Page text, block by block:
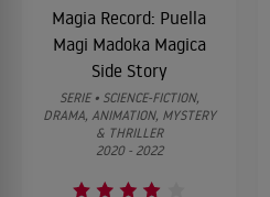
Magia Record: Puella
Magi Madoka Magica
Side Story
SERIE • SCIENCE-FICTION,
DRAMA, ANIMATION, MYSTERY
& THRILLER
2020 - 2022